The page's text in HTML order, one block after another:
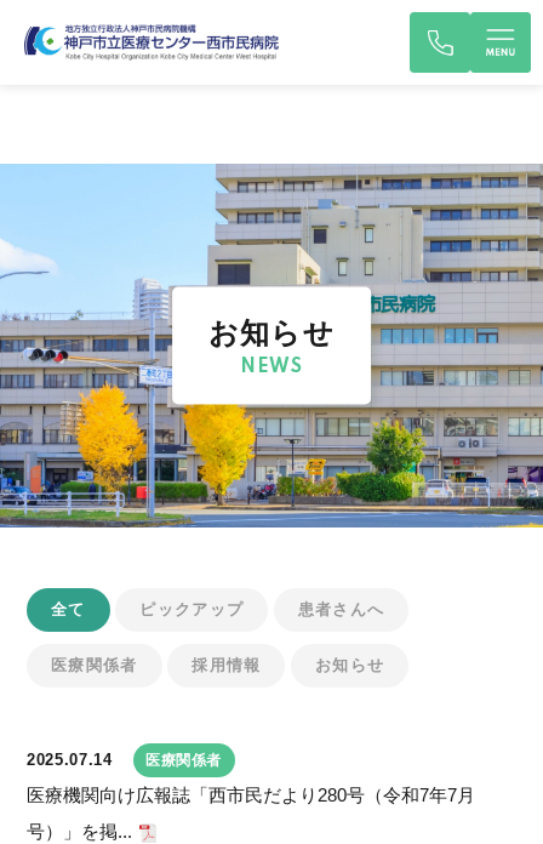
お知らせ
NEWS
全て ピックアップ 患者さんへ
医療関係者 採用情報 お知らせ
2025.07.14 医療関係者
医療機関向け広報誌「西市民だより280号（令和7年7月
号）」を掲...